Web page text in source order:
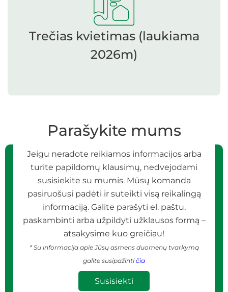
Trečias kvietimas (laukiama
2026m)
Parašykite mums
Jeigu neradote reikiamos informacijos arba
turite papildomų klausimų, nedvejodami
susisiekite su mumis. Mūsų komanda
pasiruošusi padėti ir suteikti visą reikalingą
informaciją. Galite parašyti el. paštu,
paskambinti arba užpildyti užklausos formą –
atsakysime kuo greičiau!
* Su informacija apie Jūsų asmens duomenų tvarkymą
galite susipažinti čia
Susisiekti